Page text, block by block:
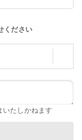
ください
たしかねます